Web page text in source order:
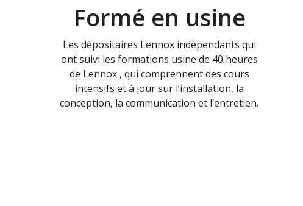
Formé en usine
Les dépositaires Lennox indépendants qui
ont suivi les formations usine de 40 heures
de Lennox , qui comprennent des cours
intensifs et à jour sur l’installation, la
conception, la communication et l’entretien.